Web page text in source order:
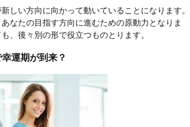
しい方向に向かって動いていることになります。
なたの目指す方向に進むための原動力となりま
、後々別の形で役立つものとります。
運期が到来？